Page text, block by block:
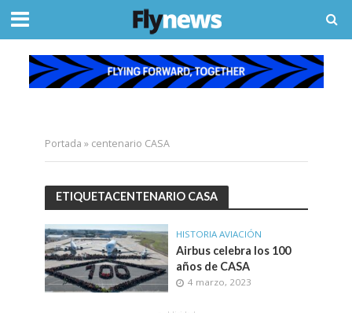
Portada » centenario CASA
ETIQUETACENTENARIO CASA
HISTORIA AVIACIÓN
Airbus celebra los 100
años de CASA
4 marzo, 2023